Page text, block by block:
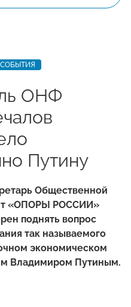
ОНФ
Путину
Общественной
«ОПОРЫ РОССИИ»
поднять вопрос
так называемого
экономическом
Владимиром Путиным.